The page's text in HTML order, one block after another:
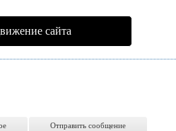
сайта
Отправить сообщение